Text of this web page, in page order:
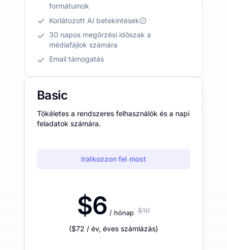
formátumok
Korlátozott AI betekintések
30 napos megőrzési időszak a
médiafájlok számára
Email támogatás
Basic
Tökéletes a rendszeres felhasználók és a napi
feladatok számára.
Iratkozzon fel most
$6 / hónap $10
($72 / év, éves számlázás)